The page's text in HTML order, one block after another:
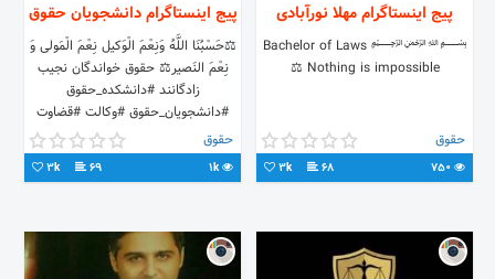
پیج اینستاگرام مهلا نورآبادی
﷽ Bachelor of Laws
⚖️ Nothing is impossible
حقوق
68
3k
پیج اینستاگرام دانشجویان حقوق
⚖️حَسْبُنَا اللَّهُ وَنِعْمَ الْوَکیل نِعْمَ الْمَولى‌ وَ
نِعْمَ النَصیر⚖️ حقوق خواندگان نجيب
زادگانند #دانشکده_حقوق
#دانشجویان_حقوق #وکالت #قضاوت
حقوق
1k
69
3k